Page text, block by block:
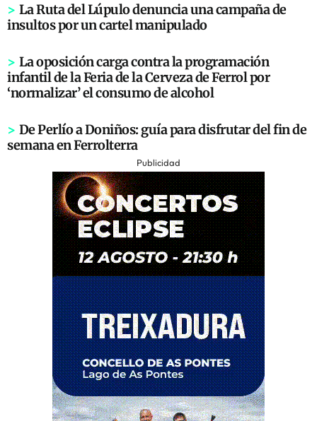
> La Ruta del Lúpulo denuncia una campaña de
insultos por un cartel manipulado
> La oposición carga contra la programación
infantil de la Feria de la Cerveza de Ferrol por
‘normalizar’ el consumo de alcohol
> De Perlío a Doniños: guía para disfrutar del fin de
semana en Ferrolterra
Publicidad